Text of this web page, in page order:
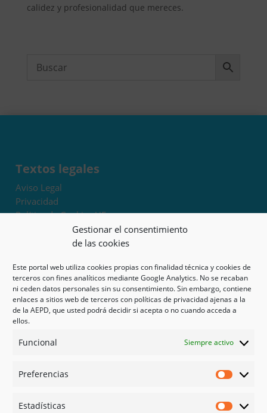
Gestionar el consentimiento
de las cookies
Este portal web utiliza cookies propias con finalidad técnica y cookies de
terceros con fines analíticos mediante Google Analytics. No se recaban
ni ceden datos personales sin su consentimiento. Sin embargo, contiene
enlaces a sitios web de terceros con políticas de privacidad ajenas a la
de la AEPD, que usted podrá decidir si acepta o no cuando acceda a
ellos.
Funcional Siempre activo
Preferencias
Estadísticas
calidez y profesionalidad que mereces.
Textos legales
Aviso Legal
Privacidad
Política de Cookies UE
Términos y condiciones
Exoneración de responsabilidad
Mapa del sitio
Mi cuenta
Tienda
Psicología en Murcia
Guías
Redes sociales
Instagram